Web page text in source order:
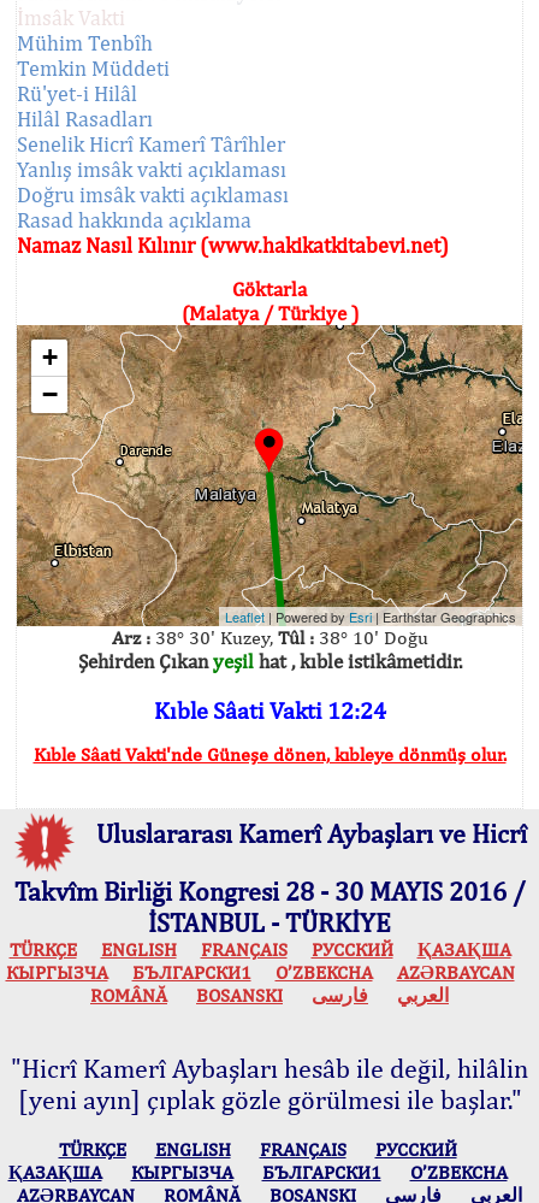
İmsâk Vakti
Mühim Tenbîh
Temkin Müddeti
Rü'yet-i Hilâl
Hilâl Rasadları
Senelik Hicrî Kamerî Târîhler
Yanlış imsâk vakti açıklaması
Doğru imsâk vakti açıklaması
Rasad hakkında açıklama
Namaz Nasıl Kılınır (www.hakikatkitabevi.net)
Göktarla
(Malatya / Türkiye )
+
−
Leaflet | Powered by Esri| Earthstar Geographics
Arz :38° 30' Kuzey, Tûl :38° 10' Doğu
Şehirden Çıkanyeşilhat , kıble istikâmetidir.
Kıble Sâati Vakti 12:24
Kıble Sâati Vakti'nde Güneşe dönen, kıbleye dönmüş olur.
Uluslararası Kamerî Aybaşları ve Hicrî
Takvîm Birliği Kongresi 28 - 30 MAYIS 2016 /
İSTANBUL - TÜRKİYE
TÜRKÇE ENGLISH FRANÇAIS РУССКИЙ
ҚАЗАҚША
КЫPГЫЗЧA
БЪЛГАРСКИ1 O’ZBEKCHA
AZӘRBAYCAN
ROMÂNĂ
BOSANSKI العربي فارسی
"Hicrî Kamerî Aybaşları hesâb ile değil, hilâlin
[yeni ayın] çıplak gözle görülmesi ile başlar."
TÜRKÇE ENGLISH FRANÇAIS
РУССКИЙ
ҚАЗАҚША
КЫPГЫЗЧA БЪЛГАРСКИ1
O’ZBEKCHA
AZӘRBAYCAN
ROMÂNĂ BOSANSKI العربي فارسی